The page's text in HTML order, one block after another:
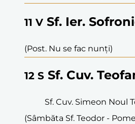
11 V Sf. Ier.
(Post. Nu se fac nunți)
12 S Sf. Cuv.
Sf. Cuv. Simeon Noul
(Sâmbăta Sf. Teodor -